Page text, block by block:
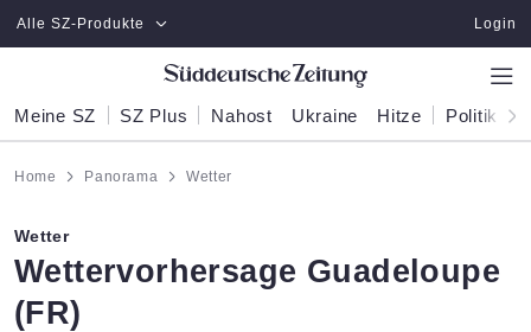
Zum Hauptinhalt springen
Alle SZ-Produkte Login
Meine SZ SZ Plus Nahost Ukraine Hitze Politik
Home Panorama Wetter
Wetter
:
Wettervorhersage Guadeloupe
(FR)